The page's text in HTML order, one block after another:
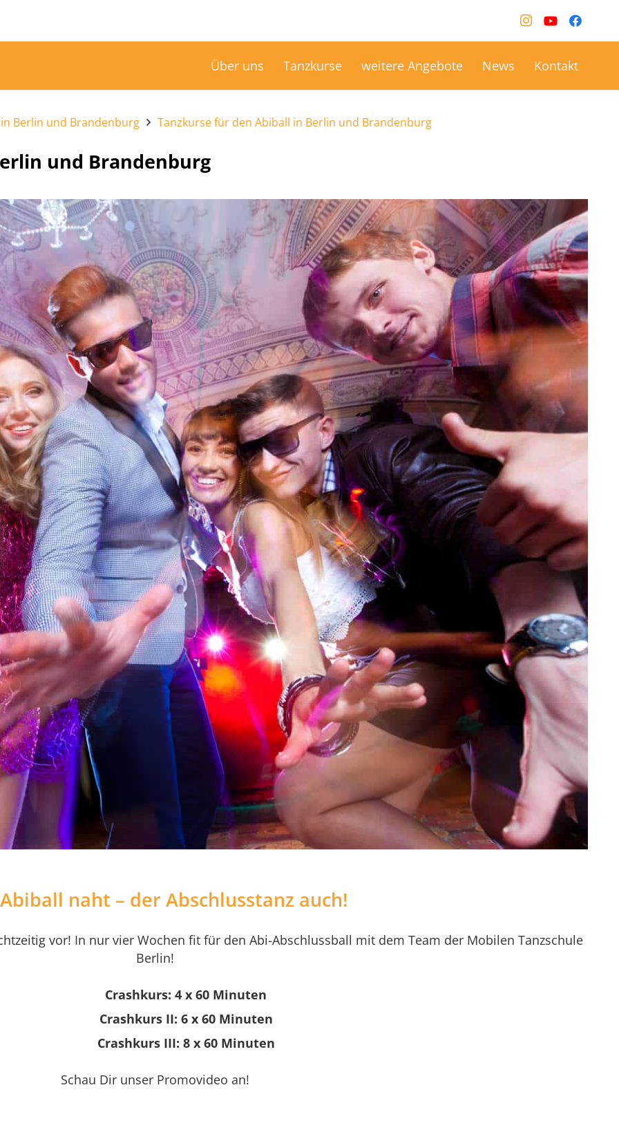
Über uns Tanzkurse weitere Angebote News Kontakt
Berlin und Brandenburg Tanzkurse für den Abiball in Berlin und Brandenburg
und Brandenburg
naht – der Abschlusstanz auch!
vor! In nur vier Wochen fit für den Abi-Abschlussball mit dem Team der Mobilen Tanzschule
Berlin!
Crashkurs: 4 x 60 Minuten
Crashkurs II: 6 x 60 Minuten
Crashkurs III: 8 x 60 Minuten
Schau Dir unser Promovideo an!